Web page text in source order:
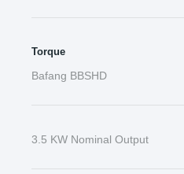
Torque
Bafang BBSHD
3.5 KW Nominal Output